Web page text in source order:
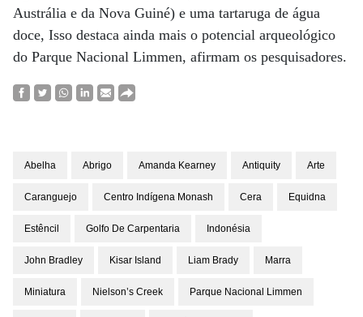
Austrália e da Nova Guiné) e uma tartaruga de água
doce, Isso destaca ainda mais o potencial arqueológico
do Parque Nacional Limmen, afirmam os pesquisadores.
Abelha Abrigo Amanda Kearney Antiquity Arte
Caranguejo Centro Indígena Monash Cera Equidna
Estêncil Golfo De Carpentaria Indonésia
John Bradley Kisar Island Liam Brady Marra
Miniatura Nielson’s Creek Parque Nacional Limmen